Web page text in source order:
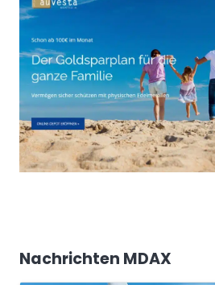
Nachrichten MDAX